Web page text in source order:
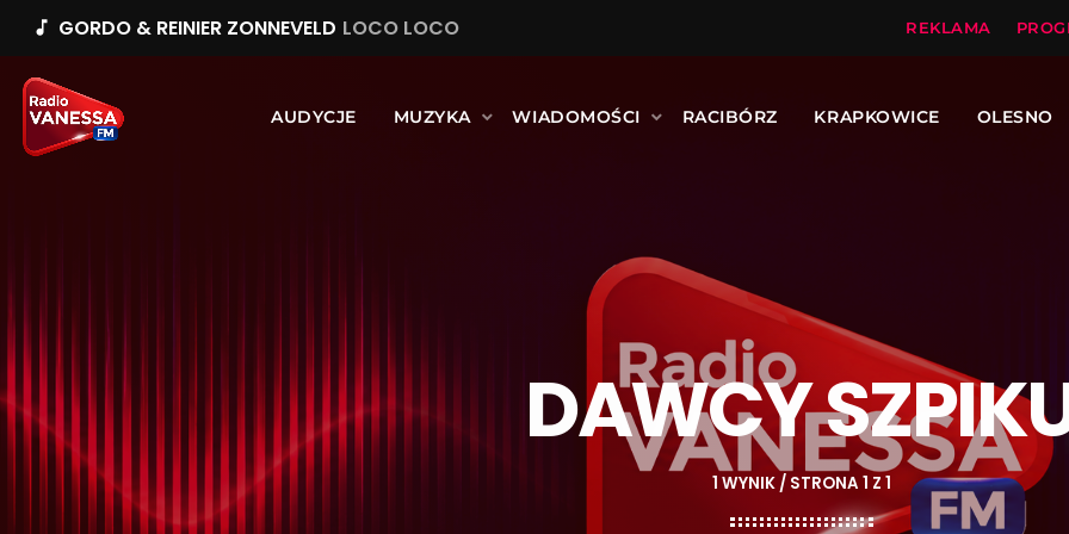
music_note GORDO & REINIER ZONNEVELD LOCO LOCO REKLAMA
AUDYCJE MUZYKA WIADOMOŚCI RACIBÓRZ KRAPKOWICE OLESNO
DAWCY
1 WYNIK / STRONA 1 Z 1